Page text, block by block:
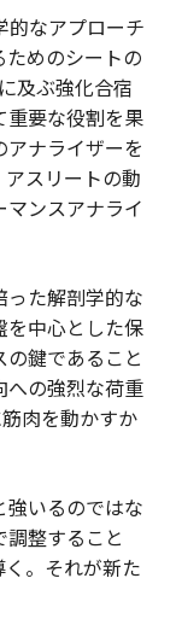
的なアプローチ
めのシートの
及ぶ強化合宿
重要な役割を果
ナライザーを
スリートの動
ンスアナライ
た解剖学的な
を中心とした保
鍵であること
への強烈な荷重
肉を動かすか
強いるのではな
整すること
。それが新た